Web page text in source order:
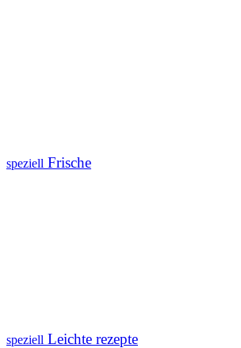
speziell Frische
speziell Leichte rezepte